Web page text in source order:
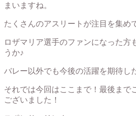
まいますね。
たくさんのアスリートが注目を集め
ロザマリア選手のファンになった方
うか♪
バレー以外でも今後の活躍を期待し
それでは今回はここまで！最後まで
ございました！